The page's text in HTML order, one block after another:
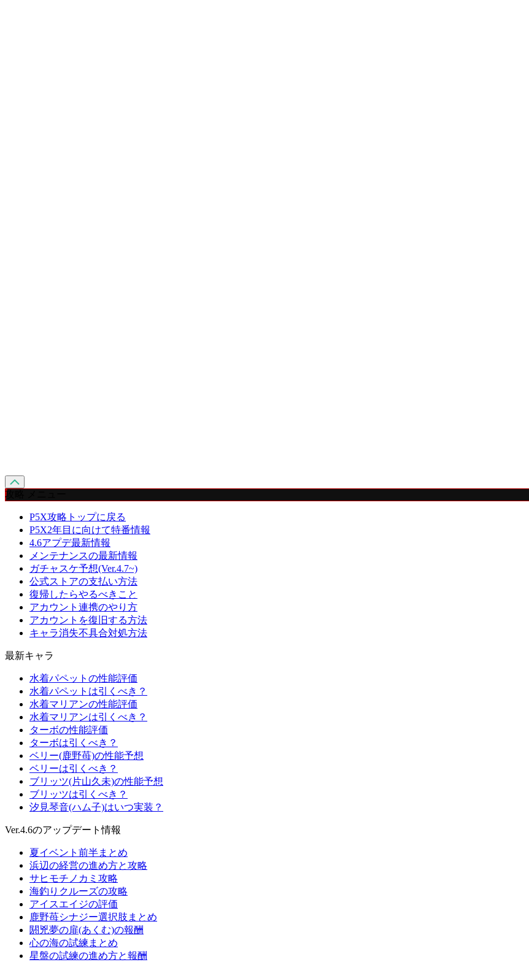
攻略 メニュー
P5X攻略トップに戻る
P5X2年目に向けて特番情報
4.6アプデ最新情報
メンテナンスの最新情報
ガチャスケ予想(Ver.4.7~)
公式ストアの支払い方法
復帰したらやるべきこと
アカウント連携のやり方
アカウントを復旧する方法
キャラ消失不具合対処方法
最新キャラ
水着パペットの性能評価
水着パペットは引くべき？
水着マリアンの性能評価
水着マリアンは引くべき？
ターボの性能評価
ターボは引くべき？
ベリー(鹿野苺)の性能予想
ベリーは引くべき？
ブリッツ(片山久未)の性能予想
ブリッツは引くべき？
汐見琴音(ハム子)はいつ実装？
Ver.4.6のアップデート情報
夏イベント前半まとめ
浜辺の経営の進め方と攻略
サヒモチノカミ攻略
海釣りクルーズの攻略
アイスエイジの評価
鹿野苺シナジー選択肢まとめ
閼兇夢の扉(あくむ)の報酬
心の海の試練まとめ
星盤の試練の進め方と報酬